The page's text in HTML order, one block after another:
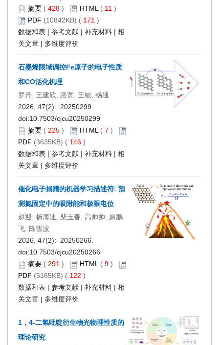
摘要 ( 428 ) HTML( 11 )
PDF (10842KB) ( 171 )
数据和表 | 参考文献 | 补充材料 | 相
关文章 | 多维度评价
石墨烯限域调控Fe原子的电子性质
和CO活化机理
罗丹, 王建欣, 路宽, 王敏, 畅通
2026, 47(2): 20250299.
doi:10.7503/cjcu20250299
摘要 ( 225 ) HTML( 7 )
PDF (3635KB) ( 146 )
数据和表 | 参考文献 | 补充材料 | 相
关文章 | 多维度评价
催化电子捐赠的机器学习描述符: 预
测氮固定中的吸附能和极限电位
赵迎, 杨海迪, 柴玉春, 高帅帅, 原鹏
飞, 陈雪波
2026, 47(2): 20250266.
doi:10.7503/cjcu20250266
摘要 ( 291 ) HTML( 9 )
PDF (5165KB) ( 122 )
数据和表 | 参考文献 | 补充材料 | 相
关文章 | 多维度评价
1，4-二氢吡啶衍生物光物理性质的
理论研究